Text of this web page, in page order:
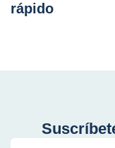
rápido